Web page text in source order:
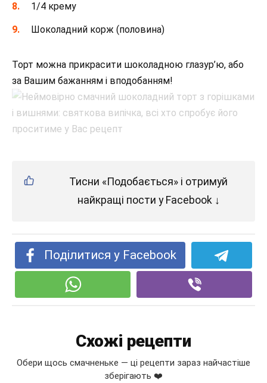
1/4 крему
Шоколадний корж (половина)
Торт можна прикрасити шоколадною глазур’ю, або
за Вашим бажанням і вподобанням!
Тисни «Подобається» і отримуй
найкращі пости у Facebook ↓
Поділитися у Facebook
Схожі рецепти
Обери щось смачненьке — ці рецепти зараз найчастіше
зберігають ❤️